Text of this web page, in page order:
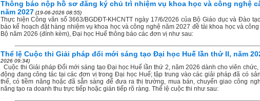
Thông báo nộp hồ sơ đăng ký chủ trì nhiệm vụ khoa học và công nghệ
năm 2027 (19-06-2026 08:55)
Thực hiện Công văn số 3663/BGDĐT-KHCNTT ngày 17/6/2026 của Bộ Giáo dục và Đào
báo kế hoạch đặt hàng nhiệm vụ khoa học và công nghệ năm 2027 đề tài khoa học và
Bộ năm 2026 (đính kèm), Đại học Huế thông báo các đơn vị như sau:
Thể lệ Cuộc thi Giải pháp đổi mới sáng tạo Đại học Huế lần thứ II, năm
2026 09:34)
Cuộc thi Giải pháp Đổi mới sáng tạo Đại học Huế lần thứ 2, năm 2026 dành cho viên
động đang công tác tại các đơn vị trong Đại học Huế; tập trung vào các giải pháp đã có
thể, có tiềm năng hoặc đã sẵn sàng để đưa ra thị trường, mua bán, chuyển giao công
năng tạo ra doanh thu trực tiếp hoặc gián tiếp rõ ràng. Thể lệ cuộc thi như sau: